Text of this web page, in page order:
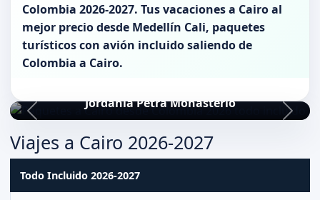
Colombia 2026-2027. Tus vacaciones a Cairoal
mejor precio desde Medellín Cali, paquetes
turísticos con avión incluido saliendo de
Colombia a Cairo.
Jordania Petra Monasterio
Viajes a Cairo 2026-2027
Todo Incluido 2026-2027